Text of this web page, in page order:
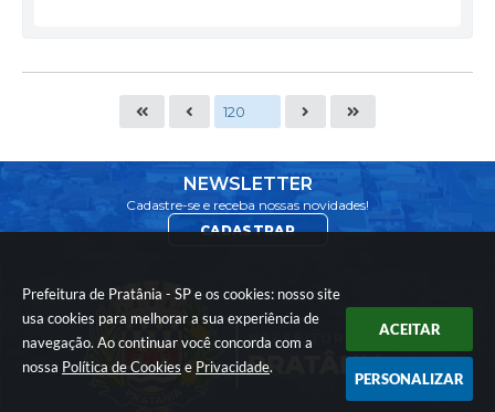
Prefeitura de Pratânia - SP e os cookies: nosso site
usa cookies para melhorar a sua experiência de
navegação. Ao continuar você concorda com a
nossa Política de Cookies e Privacidade.
ACEITAR
PERSONALIZAR
NEWSLETTER
Cadastre-se e receba nossas novidades!
CADASTRAR